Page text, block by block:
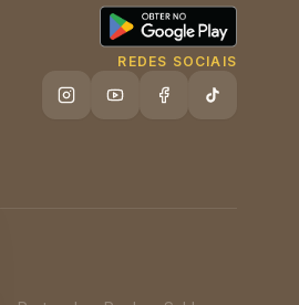
REDES SOCIAIS